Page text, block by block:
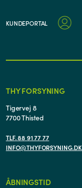
KUNDEPORTAL
THY FORSYNING
Tigervej 8
7700 Thisted
TLF. 88 91 77 77
INFO@THYFORSYNING.DK
ÅBNINGSTID